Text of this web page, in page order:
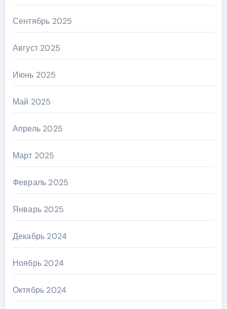
Сентябрь 2025
Август 2025
Июнь 2025
Май 2025
Апрель 2025
Март 2025
Февраль 2025
Январь 2025
Декабрь 2024
Ноябрь 2024
Октябрь 2024